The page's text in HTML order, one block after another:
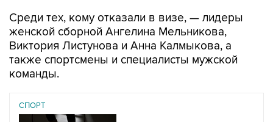
Среди тех, кому отказали в визе, — лидеры
женской сборной Ангелина Мельникова,
Виктория Листунова и Анна Калмыкова, а
также спортсмены и специалисты мужской
команды.
СПОРТ